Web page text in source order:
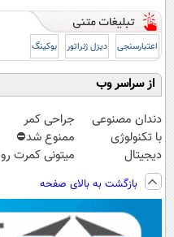
اعتبارسنجی دیزل ژنراتور بوکینگ
از سراسر وب
دندان مصنوعی
با تکنولوژی
دیجیتال
سوئیسی🇨🇭
جراحی کمر
ممنوع شد⛔
میتونی کمرت رو
کنی! 👈🏻
پرسش‌نامه
بازگشت به بالای صفحه